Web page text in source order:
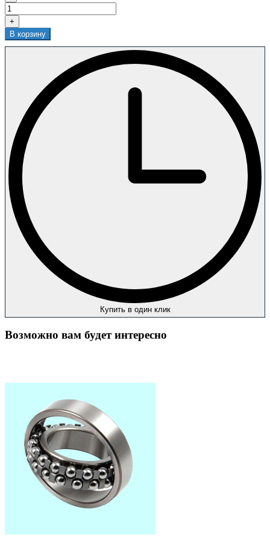
+
В корзину
Купить в один клик
Возможно вам будет интересно